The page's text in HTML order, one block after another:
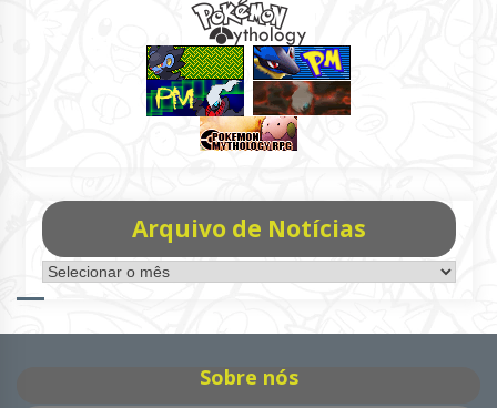
Arquivo de Notícias
Arquivo
de
Sobre nós